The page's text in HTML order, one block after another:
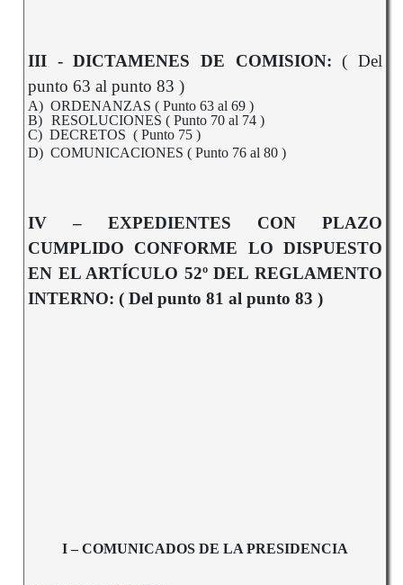
III - DICTAMENES DE COMISION:( Del
punto 63 al punto 83 )
A) ORDENANZAS ( Punto 63 al 69 )
B)
RESOLUCIONES ( Punto 70 al 74 )
C) DECRETOS ( Punto 75 )
D) COMUNICACIONES ( Punto 76 al 80 )
IV – EXPEDIENTES CON PLAZO
CUMPLIDO CONFORME LO DISPUESTO
EN EL ARTÍCULO 52º DEL REGLAMENTO
INTERNO: ( Del punto 81 al punto 83 )
I – COMUNICADOS DE LA PRESIDENCIA